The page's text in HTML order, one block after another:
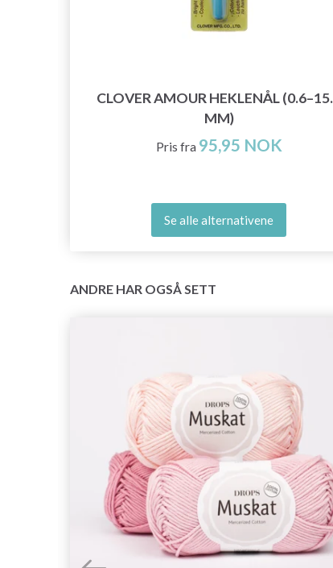
CLOVER AMOUR HEKLENÅL
MM)
Pris fra 95,95 NOK
Se alle alternativene
ANDRE HAR OGSÅ SETT